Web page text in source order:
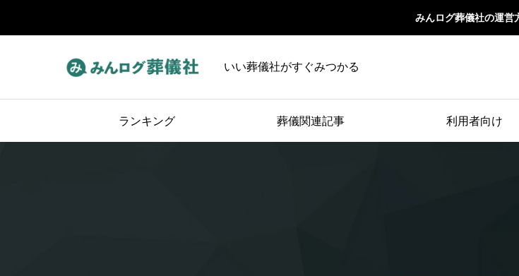
みんログ葬儀社の運営
いい葬儀社がすぐみつかる
ランキング 葬儀関連記事 利用者向け